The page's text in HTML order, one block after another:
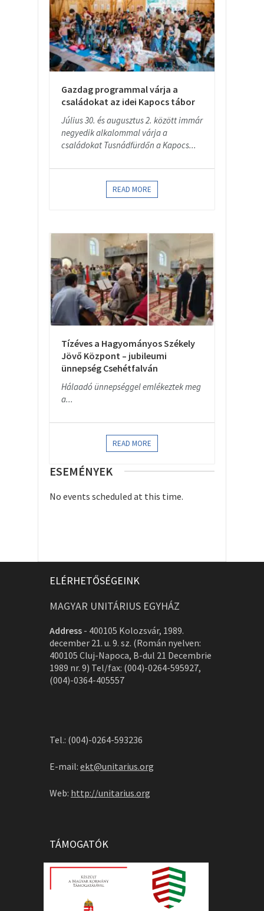
Gazdag programmal várja a
családokat az idei Kapocs tábor
Július 30. és augusztus 2. között immár
negyedik alkalommal várja a
családokat Tusnádfürdőn a Kapocs...
READ MORE
Tízéves a Hagyományos Székely
Jövő Központ – jubileumi
ünnepség Csehétfalván
Hálaadó ünnepséggel emlékeztek meg
a...
READ MORE
ESEMÉNYEK
No events scheduled at this time.
ELÉRHETŐSÉGEINK
MAGYAR UNITÁRIUS EGYHÁZ
Address - 400105 Kolozsvár, 1989.
december 21. u. 9. sz. (Román nyelven:
400105 Cluj-Napoca, B-dul 21 Decembrie
1989 nr. 9) Tel/fax: (004)-0264-595927,
(004)-0364-405557
Tel.: (004)-0264-593236
E-mail: ekt@unitarius.org
Web: http://unitarius.org
TÁMOGATÓK